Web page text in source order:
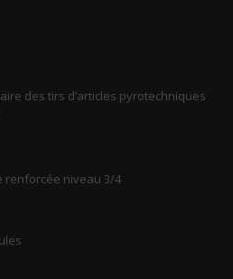
des tirs d’articles pyrotechniques
renforcée niveau 3/4